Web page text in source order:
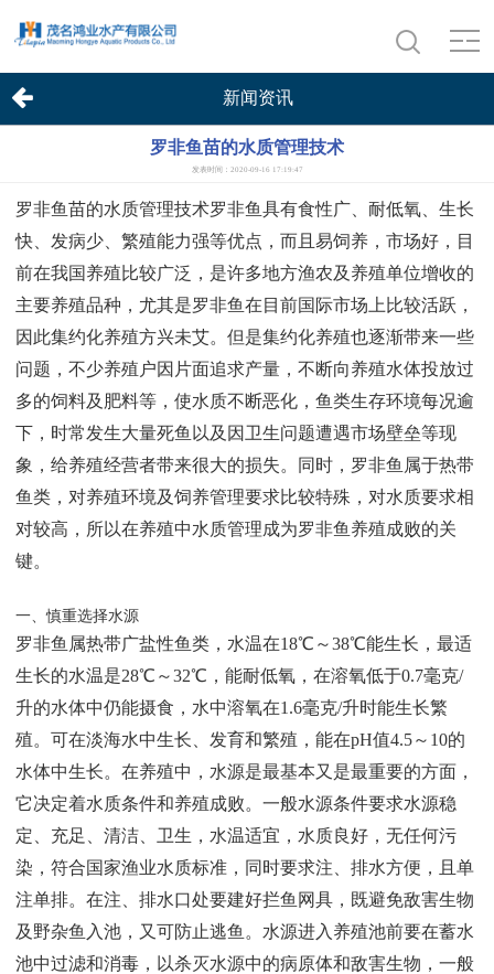
新闻资讯
罗非鱼苗的水质管理技术
发表时间：2020-09-16 17:19:47
罗非鱼苗的水质管理技术罗非鱼具有食性广、耐低氧、生长
快、发病少、繁殖能力强等优点，而且易饲养，市场好，目
前在我国养殖比较广泛，是许多地方渔农及养殖单位增收的
主要养殖品种，尤其是罗非鱼在目前国际市场上比较活跃，
因此集约化养殖方兴未艾。但是集约化养殖也逐渐带来一些
问题，不少养殖户因片面追求产量，不断向养殖水体投放过
多的饲料及肥料等，使水质不断恶化，鱼类生存环境每况逾
下，时常发生大量死鱼以及因卫生问题遭遇市场壁垒等现
象，给养殖经营者带来很大的损失。同时，罗非鱼属于热带
鱼类，对养殖环境及饲养管理要求比较特殊，对水质要求相
对较高，所以在养殖中水质管理成为罗非鱼养殖成败的关
键。
一、慎重选择水源
罗非鱼属热带广盐性鱼类，水温在18℃～38℃能生长，最适
生长的水温是28℃～32℃，能耐低氧，在溶氧低于0.7毫克/
升的水体中仍能摄食，水中溶氧在1.6毫克/升时能生长繁
殖。可在淡海水中生长、发育和繁殖，能在pH值4.5～10的
水体中生长。在养殖中，水源是最基本又是最重要的方面，
它决定着水质条件和养殖成败。一般水源条件要求水源稳
定、充足、清洁、卫生，水温适宜，水质良好，无任何污
染，符合国家渔业水质标准，同时要求注、排水方便，且单
注单排。在注、排水口处要建好拦鱼网具，既避免敌害生物
及野杂鱼入池，又可防止逃鱼。水源进入养殖池前要在蓄水
池中过滤和消毒，以杀灭水源中的病原体和敌害生物，一般